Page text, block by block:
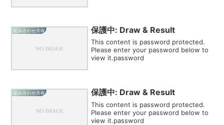
組み合わせ共有 保護中: Draw & Result
This content is password protected.
Please enter your password below to
view it.password
組み合わせ共有 保護中: Draw & Result
This content is password protected.
Please enter your password below to
view it.password